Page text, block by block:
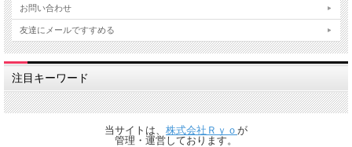
お問い合わせ
友達にメールですすめる
注目キーワード
当サイトは、 株式会社Ｒｙｏ が
管理・運営しております。